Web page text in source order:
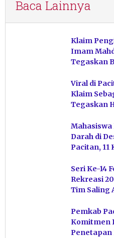
Baca Lainnya
Klaim
Imam
Tegaskan
Viral di
Klaim
Tegaskan
Mahasiswa
Darah di
Pacitan, 11
Seri Ke-14
Rekreasi
Tim Saling
Pemkab
Komitmen
Penetapan